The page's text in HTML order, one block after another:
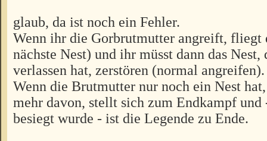
glaub, da ist noch ein Fehler.
Wenn ihr die Gorbrutmutter angreift, fliegt
nächste Nest) und ihr müsst dann das Nest,
verlassen hat, zerstören (normal angreifen).
Wenn die Brutmutter nur noch ein Nest
mehr davon, stellt sich zum Endkampf und
besiegt wurde - ist die Legende zu Ende.